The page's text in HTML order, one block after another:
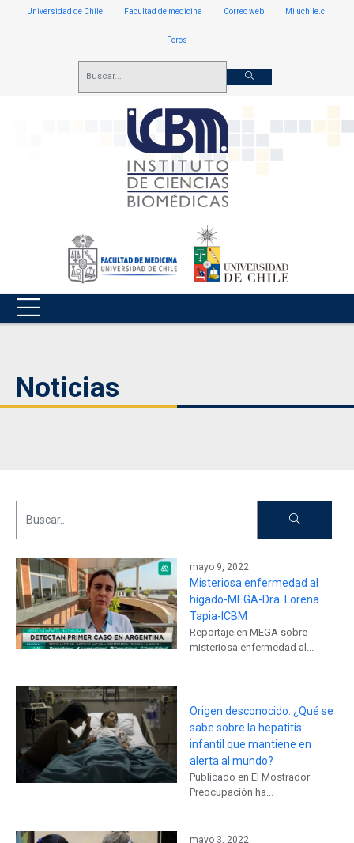
Universidad de Chile Facultad de medicina Correo web Mi uchile.cl
Foros
mayo 9, 2022
Misteriosa enfermedad al
hígado-MEGA-Dra. Lorena
Tapia-ICBM
Reportaje en MEGA sobre
misteriosa enfermedad al...
Origen desconocido: ¿Qué se
sabe sobre la hepatitis
infantil que mantiene en
alerta al mundo?
Publicado en El Mostrador
Preocupación ha...
mayo 3, 2022
Noticias